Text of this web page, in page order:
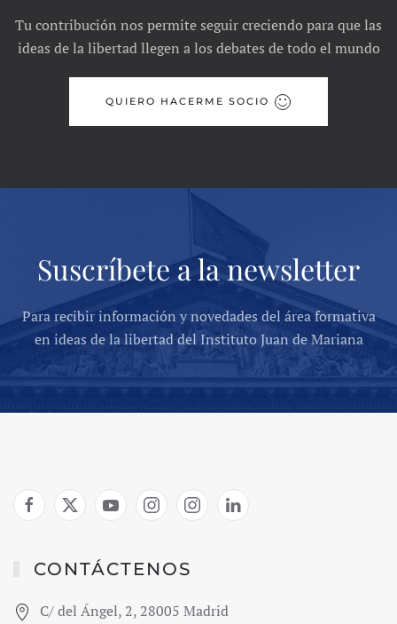
Tu contribución nos permite seguir creciendo para que las
ideas de la libertad llegen a los debates de todo el mundo
QUIERO HACERME SOCIO
Suscríbete a la newsletter
Para recibir información y novedades del área formativa
en ideas de la libertad del Instituto Juan de Mariana
CONTÁCTENOS
C/ del Ángel, 2, 28005 Madrid